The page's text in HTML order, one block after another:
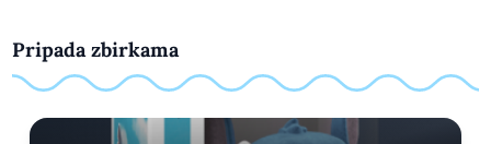
Pripada zbirkama